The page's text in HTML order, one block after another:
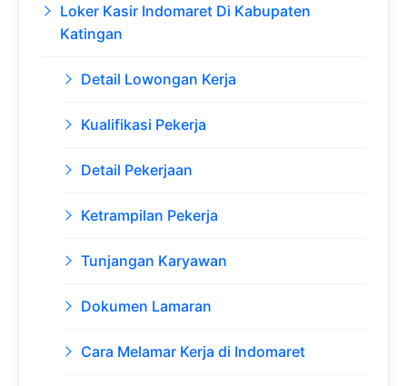
Loker Kasir Indomaret Di Kabupaten
Katingan
Detail Lowongan Kerja
Kualifikasi Pekerja
Detail Pekerjaan
Ketrampilan Pekerja
Tunjangan Karyawan
Dokumen Lamaran
Cara Melamar Kerja di Indomaret